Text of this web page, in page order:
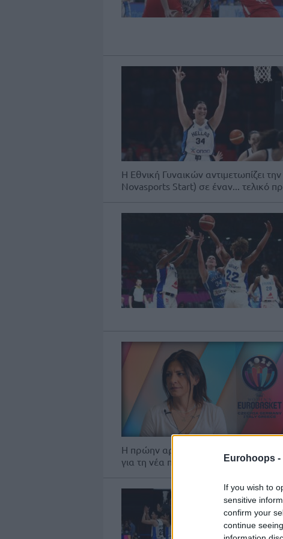
Eurohoops -
If you wish to
sensitive
confirm your
continue
Η Εθνική Γυναικών αντιμετωπίζει
Novasports Start) σε έναν... τελικό
H πρώην αρχηγός της Εθνικής,
για τη νέα πρόκληση της